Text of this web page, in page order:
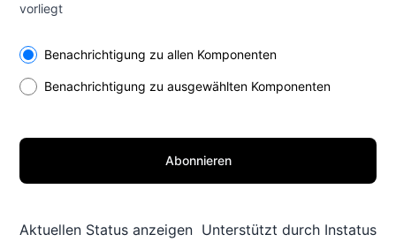
vorliegt
Select the components you want to receive updates for
Benachrichtigung zu allen Komponenten
Benachrichtigung zu ausgewählten Komponenten
Abonnieren
Aktuellen Status anzeigen Unterstützt durch Instatus